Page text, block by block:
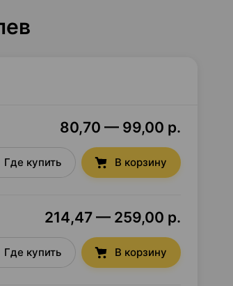
80,70 — 99,00 р.
Где купить В корзину
214,47 — 259,00 р.
Где купить В корзину